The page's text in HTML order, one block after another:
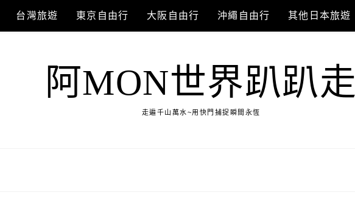
台灣旅遊 東京自由行 大阪自由行 沖繩自由行 其他日本旅遊
阿MON世界趴趴走
走遍千山萬水~用快門捕捉瞬間永恆